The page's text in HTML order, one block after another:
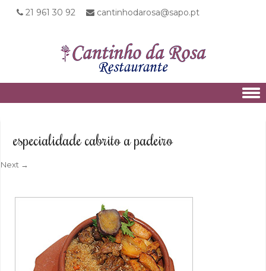
21 961 30 92 cantinhodarosa@sapo.pt
especialidade cabrito a padeiro
Next →